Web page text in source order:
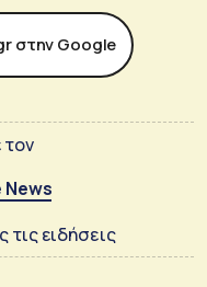
στην Google
News
τις ειδήσεις